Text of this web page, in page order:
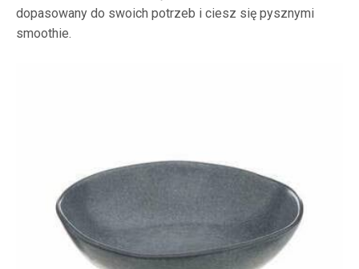
dopasowany do swoich potrzeb i ciesz się pysznymi
smoothie.